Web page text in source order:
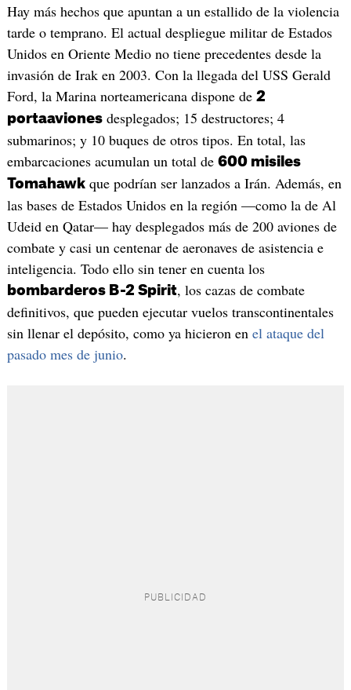
Hay más hechos que apuntan a un estallido de la violencia
tarde o temprano. El actual despliegue militar de Estados
Unidos en Oriente Medio no tiene precedentes desde la
invasión de Irak en 2003. Con la llegada del USS Gerald
Ford, la Marina norteamericana dispone de 2
portaavionesdesplegados; 15 destructores; 4
submarinos; y 10 buques de otros tipos. En total, las
embarcaciones acumulan un total de 600 misiles
Tomahawkque podrían ser lanzados a Irán. Además, en
las bases de Estados Unidos en la región —como la de Al
Udeid en Qatar— hay desplegados más de 200 aviones de
combate y casi un centenar de aeronaves de asistencia e
inteligencia. Todo ello sin tener en cuenta los
bombarderos B-2 Spirit, los cazas de combate
definitivos, que pueden ejecutar vuelos transcontinentales
sin llenar el depósito, como ya hicieron en el ataque del
pasado mes de junio.